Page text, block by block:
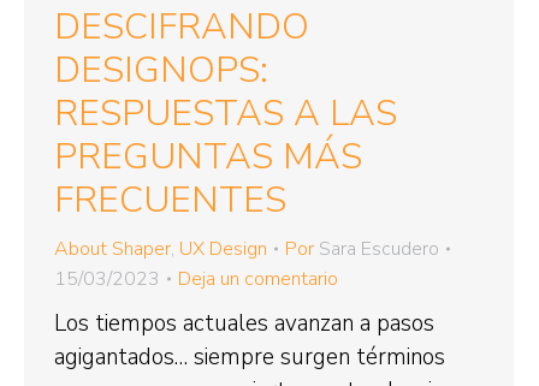
DESCIFRANDO
DESIGNOPS:
RESPUESTAS A LAS
PREGUNTAS MÁS
FRECUENTES
About Shaper, UX Design Por Sara Escudero
15/03/2023
Deja un comentario
Los tiempos actuales avanzan a pasos
agigantados… siempre surgen términos